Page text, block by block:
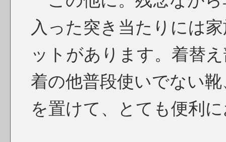
入った突き当たりには
ットがあります。着替
着の他普段使いでない
を置けて、とても便利